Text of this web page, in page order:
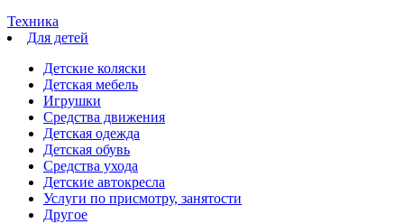
Техника
Для детей
Детские коляски
Детская мебель
Игрушки
Средства движения
Детская одежда
Детская обувь
Средства ухода
Детские автокресла
Услуги по присмотру, занятости
Другое